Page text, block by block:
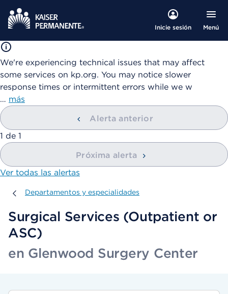
Inicie sesión Menú
We're experiencing technical issues that may affect
some services on kp.org. You may notice slower
response times or intermittent errors while we w
… más
Alerta anterior
mostrando
1 de 1
Próxima alerta
Ver todas las alertas
Departamentos y especialidades
Departamentos y especialidades
Surgical Services (Outpatient or
ASC)
en Glenwood Surgery Center